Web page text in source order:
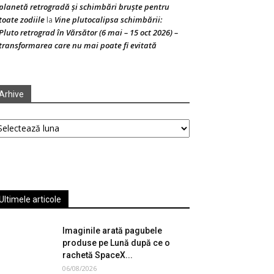
retrogradă și schimbări bruște pentru
zodiile la Vine plutocalipsa schimbării:
retrograd în Vărsător (6 mai – 15 oct 2026) –
care nu mai poate fi evitată
articole
Imaginile arată pagubele
produse pe Lună după ce o
rachetă SpaceX...
06/08/2026